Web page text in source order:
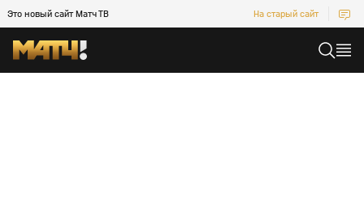
Это новый сайт Матч ТВ На старый сайт